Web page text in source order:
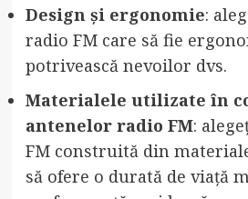
Design și ergonomie:
radio FM care să fie
potrivească nevoilor dvs.
Materialele utilizate în
antenelor radio FM:
FM construită din
să ofere o durată de viață